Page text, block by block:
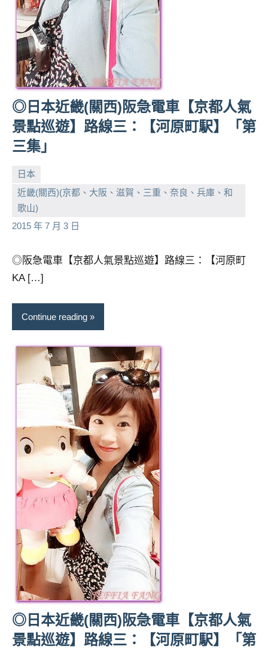
◎日本近畿(關西)阪急電車【京都人氣
景點巡遊】路線三：【河原町駅】「第
三集」
日本
近畿(關西)(京都、大阪、滋賀、三重、奈良、兵庫、和
歌山)
2015 年 7 月 3 日
小
芳
No
comments
◎阪急電車【京都人氣景點巡遊】路線三：【河原町
KA […]
Continue reading
◎日本近畿(關西)阪急電車【京都人氣
景點巡遊】路線三：【河原町駅】「第